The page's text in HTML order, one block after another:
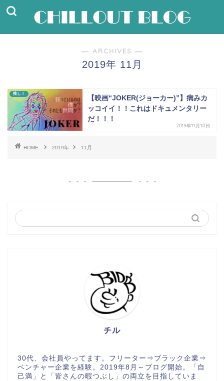
― ARCHIVES ―
2019年 11月
推し！
【映画“JOKER(ジョーカー)”】病みカ
ッコイイ！！これはドキュメンタリー
だ！！！
2019年11月10日
HOME 2019年 11月
チル
30代、会社員やってます。フリーター⇒ブラック企業⇒
ベンチャー企業を経験。2019年8月～ブログ開始。「自
己満」と「皆さんの暇つぶし」の両立を目指していま